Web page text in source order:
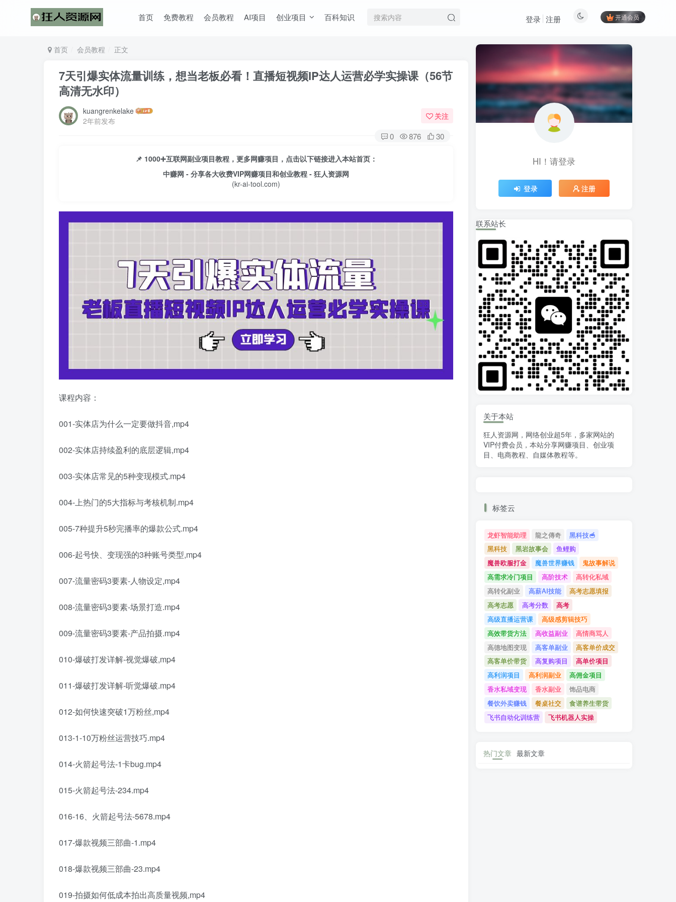
首页 免费教程 会员教程 AI项目 创业项目 百科知识 开通会员
登录 注册
首页 会员教程 正文
7天引爆实体流量训练，想当老板必看！直播短视频IP达人运营必学实操课（56节
高清无水印）
kuangrenkelake
2年前发布
关注
0 876 30
📌 1000➕互联网副业项目教程，更多网赚项目，点击以下链接进入本站首页：
中赚网 - 分享各大收费VIP网赚项目和创业教程 - 狂人资源网
(kr-ai-tool.com)
课程内容：
001-实体店为什么一定要做抖音,mp4
002-实体店持续盈利的底层逻辑,mp4
003-实体店常见的5种变现模式.mp4
004-上热门的5大指标与考核机制.mp4
005-7种提升5秒完播率的爆款公式.mp4
006-起号快、变现强的3种账号类型,mp4
007-流量密码3要素-人物设定,mp4
008-流量密码3要素-场景打造.mp4
009-流量密码3要素-产品拍摄.mp4
010-爆破打发详解-视觉爆破,mp4
011-爆破打发详解-听觉爆破.mp4
012-如何快速突破1万粉丝,mp4
013-1-10万粉丝运营技巧.mp4
014-火箭起号法-1卡bug.mp4
015-火箭起号法-234.mp4
016-16、火箭起号法-5678.mp4
017-爆款视频三部曲-1.mp4
018-爆款视频三部曲-23.mp4
019-拍摄如何低成本拍出高质量视频,mp4
HI！请登录
登录 注册
HI！请登录
登录 注册
联系站长
关于本站
狂人资源网，网络创业超5年，多家网站的
VIP付费会员，本站分享网赚项目、创业项
目、电商教程、自媒体教程等。
标签云
龙虾智能助理 龍之傳奇
黑科技🥣
黑科技
黑岩故事会
鱼鲤购
魔兽欧服打金
魔兽世界赚钱
鬼故事解说
高需求冷门项目
高阶技术
高转化私域
高转化副业
高薪AI技能
高考志愿填报
高考志愿
高考分数
高考
高级直播运营课
高级感剪辑技巧
高效带货方法
高收益副业
高情商骂人
高德地图变现
高客单副业
高客单价成交
高客单价带货
高复购项目
高单价项目
高利润项目
高利润副业
高佣金项目
香水私域变现
香水副业
饰品电商
餐饮外卖赚钱
餐桌社交
食谱养生带货
飞书自动化训练营
飞书机器人实操
热门文章 最新文章